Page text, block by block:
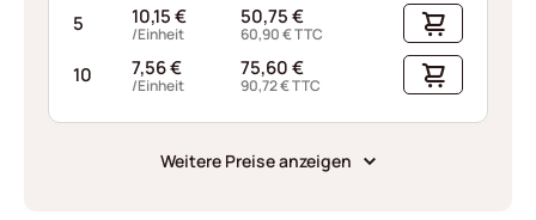
5 10,15€
/Einheit
50,75€
60,90€TTC
10 7,56€
/Einheit
75,60€
90,72€TTC
Weitere Preise anzeigen